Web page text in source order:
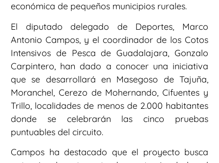
económica de pequeños municipios rurales.
El diputado delegado de Deportes, Marco
Antonio Campos, y el coordinador de los Cotos
Intensivos de Pesca de Guadalajara, Gonzalo
Carpintero, han dado a conocer una iniciativa
que se desarrollará en Masegoso de Tajuña,
Moranchel, Cerezo de Mohernando, Cifuentes y
Trillo, localidades de menos de 2.000 habitantes
donde se celebrarán las cinco pruebas
puntuables del circuito.
Campos ha destacado que el proyecto busca